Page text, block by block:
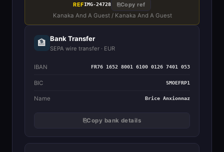
REFIMG-24728 ⎘Copy ref
Kanaka And A Guest / Kanaka And A Guest
🏦 Bank Transfer
SEPA wire transfer · EUR
IBAN FR76 1652 8001 6100 0126 7401 053
BIC SMOEFRP1
Name Brice Anxionnaz
⎘Copy bank details